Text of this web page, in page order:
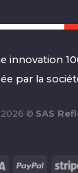
innovation
par la
© SAS
Visa